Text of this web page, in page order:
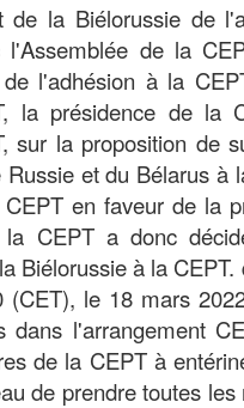
la Biélorussie de
de la
l'adhésion à la
la présidence de la
sur la proposition de
et du Bélarus à
en faveur de la
CEPT a donc
Biélorussie à la
le 18 mars
l'arrangement
de la CEPT à
de prendre toutes